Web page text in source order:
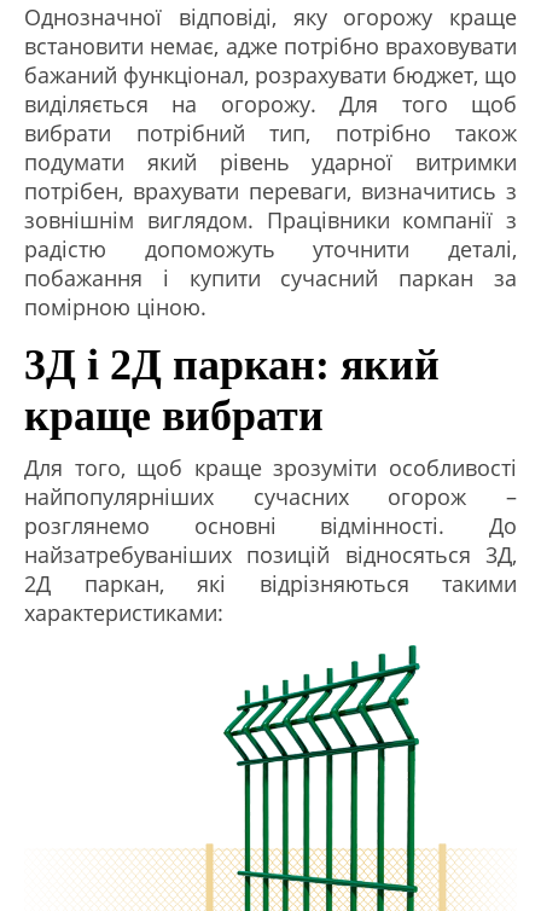
Однозначної відповіді, яку огорожу краще
встановити немає, адже потрібно враховувати
бажаний функціонал, розрахувати бюджет, що
виділяється на огорожу. Для того щоб
вибрати потрібний тип, потрібно також
подумати який рівень ударної витримки
потрібен, врахувати переваги, визначитись з
зовнішнім виглядом. Працівники компанії з
радістю допоможуть уточнити деталі,
побажання і купити сучасний паркан за
помірною ціною.
3Д і 2Д паркан: який
краще вибрати
Для того, щоб краще зрозуміти особливості
найпопулярніших сучасних огорож –
розглянемо основні відмінності. До
найзатребуваніших позицій відносяться 3Д,
2Д паркан, які відрізняються такими
характеристиками: